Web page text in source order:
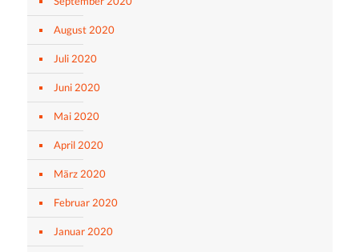
August 2020
Juli 2020
Juni 2020
Mai 2020
April 2020
März 2020
Februar 2020
Januar 2020